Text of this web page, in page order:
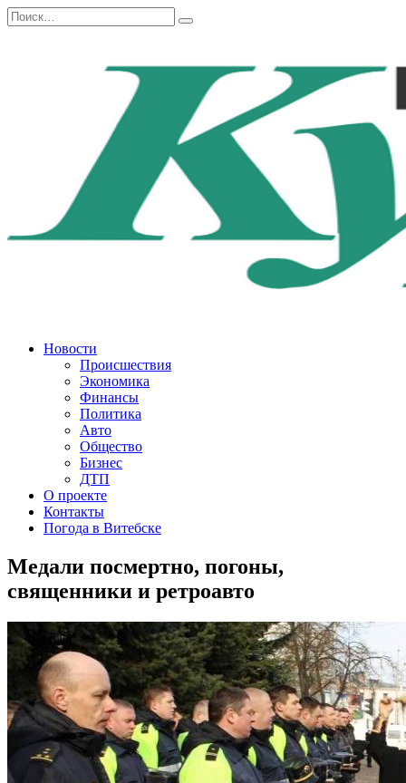
Перейти
к
Search
for:
Новости
Происшествия
Экономика
Финансы
Политика
Авто
Общество
Бизнес
ДТП
О проекте
Контакты
Погода в Витебске
Медали посмертно, погоны,
священники и ретроавто